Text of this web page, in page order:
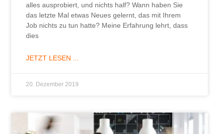
alles ausprobiert, und nichts half? Wann haben Sie
das letzte Mal etwas Neues gelernt, das mit Ihrem
Job nichts zu tun hatte? Meine Erfahrung lehrt, dass
dies
JETZT LESEN ...
20. Dezember 2019